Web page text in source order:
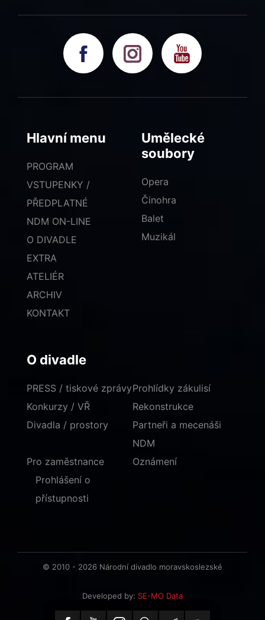
Hlavní menu
PROGRAM
VSTUPENKY /
PŘEDPLATNÉ
NDM ON-LINE
O DIVADLE
EXTRA
ATELIÉR
ARCHIV
KONTAKT
Umělecké
soubory
Opera
Činohra
Balet
Muzikál
O divadle
PRESS / tiskové zprávy
Konkurzy / VŘ
Divadla / prostory
Prohlídky zákulisí
Rekonstrukce
Partneři a mecenáši
NDM
Pro zaměstnance
Oznámení
Prohlášení o
přístupnosti
© 2010 - 2026 Národní divadlo moravskoslezské
Developed by: SE-MO Data